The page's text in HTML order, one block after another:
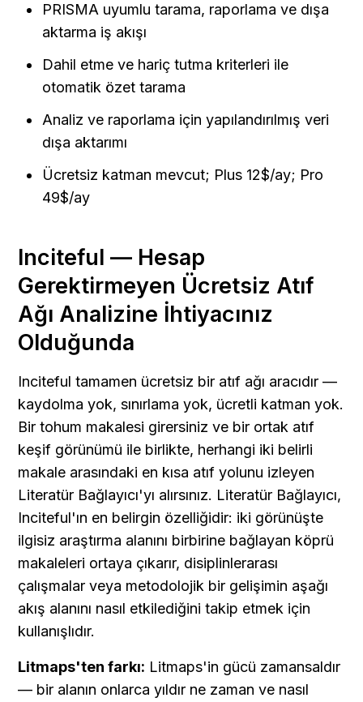
PRISMA uyumlu tarama, raporlama ve dışa
aktarma iş akışı
Dahil etme ve hariç tutma kriterleri ile
otomatik özet tarama
Analiz ve raporlama için yapılandırılmış veri
dışa aktarımı
Ücretsiz katman mevcut; Plus 12$/ay; Pro
49$/ay
Inciteful — Hesap
Gerektirmeyen Ücretsiz Atıf
Ağı Analizine İhtiyacınız
Olduğunda
Inciteful tamamen ücretsiz bir atıf ağı aracıdır —
kaydolma yok, sınırlama yok, ücretli katman yok.
Bir tohum makalesi girersiniz ve bir ortak atıf
keşif görünümü ile birlikte, herhangi iki belirli
makale arasındaki en kısa atıf yolunu izleyen
Literatür Bağlayıcı'yı alırsınız. Literatür Bağlayıcı,
Inciteful'ın en belirgin özelliğidir: iki görünüşte
ilgisiz araştırma alanını birbirine bağlayan köprü
makaleleri ortaya çıkarır, disiplinlerarası
çalışmalar veya metodolojik bir gelişimin aşağı
akış alanını nasıl etkilediğini takip etmek için
kullanışlıdır.
Litmaps'ten farkı: Litmaps'in gücü zamansaldır
— bir alanın onlarca yıldır ne zaman ve nasıl